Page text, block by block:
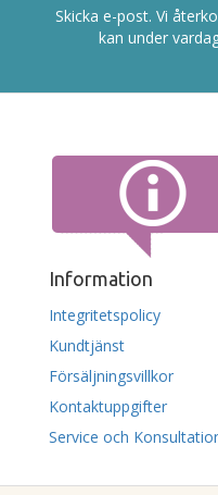
Skicka e-post. Vi
kan under
Information
Integritetspolicy
Kundtjänst
Försäljningsvillkor
Kontaktuppgifter
Service och